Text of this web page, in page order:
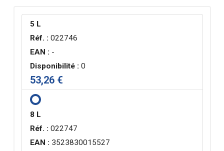
5 L
Réf. : 022746
EAN : -
Disponibilité : 0
53,26 €
8 L
Réf. : 022747
EAN : 3523830015527